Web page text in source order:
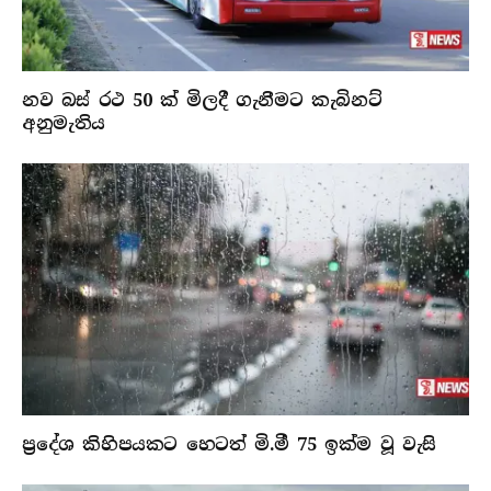
නව බස් රථ 50 ක් මිලදී ගැනීමට කැබිනට්
අනුමැතිය
ප්‍රදේශ කිහිපයකට හෙටත් මි.මී 75 ඉක්ම වූ වැසි